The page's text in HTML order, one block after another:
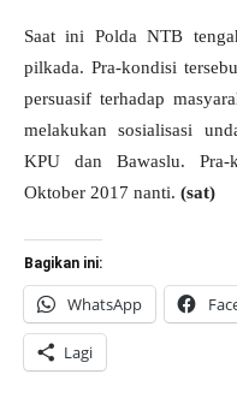
Saat ini Polda NTB
pilkada. Pra-kondisi
persuasif terhadap
melakukan sosialisasi
KPU dan Bawaslu. Pra-
Oktober 2017 nanti. (sat)
Bagikan ini:
WhatsApp
Lagi